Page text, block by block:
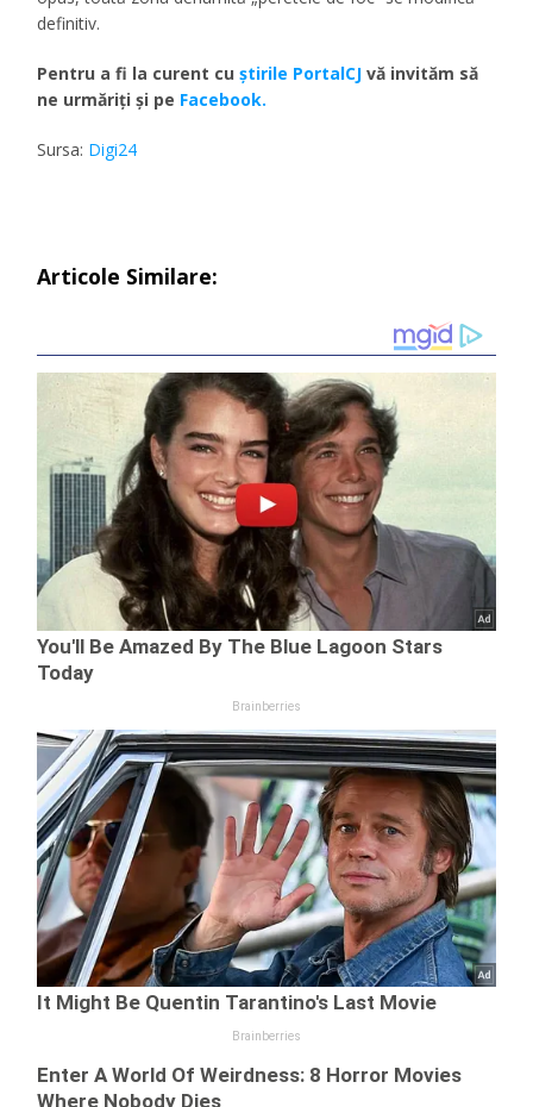
definitiv.
Pentru a fi la curent cuştirile PortalCJ vă invităm să
ne urmăriţi şi pe Facebook.
Sursa: Digi24
Articole Similare: